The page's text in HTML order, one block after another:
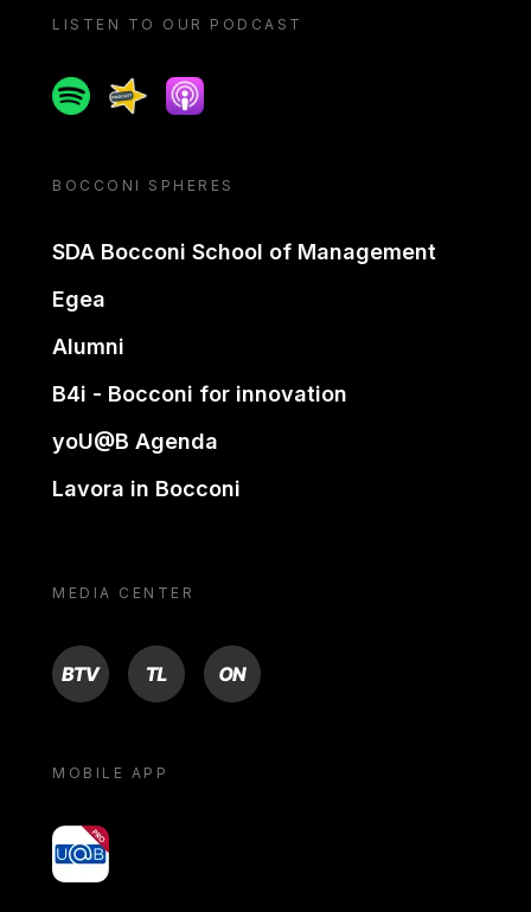
LISTEN TO OUR PODCAST
SpotifySpreakerApple podcast
BOCCONI SPHERES
SDA Bocconi School of Management
Egea
Alumni
B4i - Bocconi for innovation
yoU@B Agenda
Lavora in Bocconi
MEDIA CENTER
BTV TL ON
MOBILE APP
yoU@B